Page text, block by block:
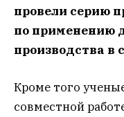
провели серию
по применению
производства в
Кроме того
совместной